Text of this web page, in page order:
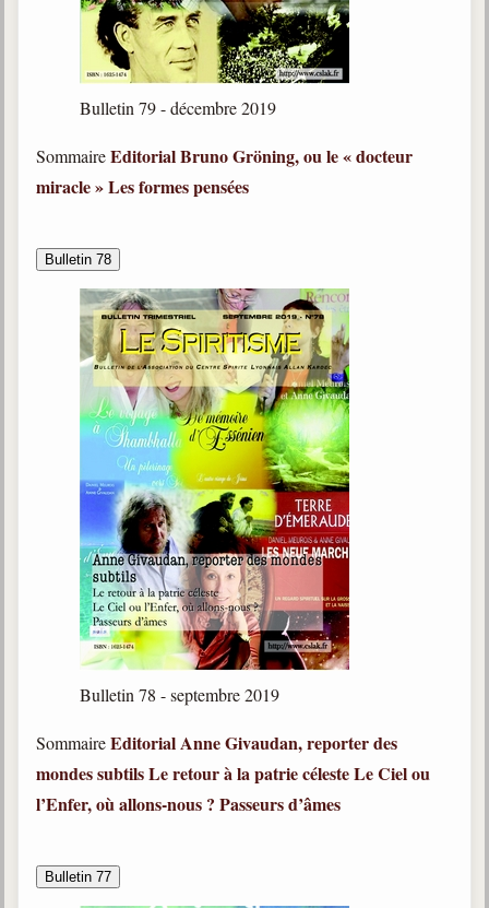
Bulletin 79 - décembre 2019
SommaireEditorialBruno Gröning, ou le « docteur
miracle »Les formes pensées
Bulletin 78
Bulletin 78 - septembre 2019
SommaireEditorialAnne Givaudan, reporter des
mondes subtilsLe retour à la patrie célesteLe Ciel ou
l’Enfer, où allons-nous ? Passeurs d’âmes
Bulletin 77